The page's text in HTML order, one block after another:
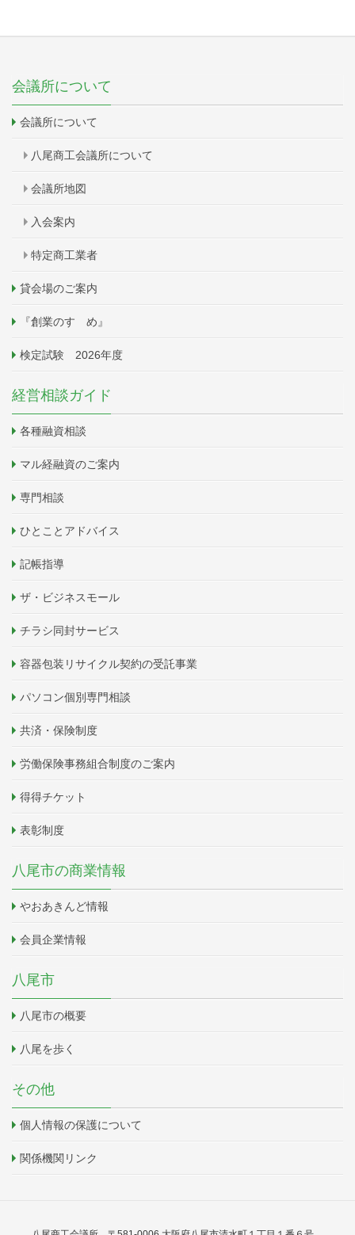
会議所について
会議所について
八尾商工会議所について
会議所地図
入会案内
特定商工業者
貸会場のご案内
『創業のすゝめ』
検定試験 2026年度
経営相談ガイド
各種融資相談
マル経融資のご案内
専門相談
ひとことアドバイス
記帳指導
ザ・ビジネスモール
チラシ同封サービス
容器包装リサイクル契約の受託事業
パソコン個別専門相談
共済・保険制度
労働保険事務組合制度のご案内
得得チケット
表彰制度
八尾市の商業情報
やおあきんど情報
会員企業情報
八尾市
八尾市の概要
八尾を歩く
その他
個人情報の保護について
関係機関リンク